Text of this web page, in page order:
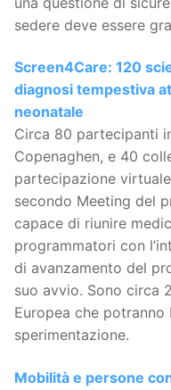
sedere deve essere
Screen4Care: 120
diagnosi tempestiva
neonatale
Circa 80 partecipanti
Copenaghen, e 40
partecipazione
secondo Meeting del
capace di riunire
programmatori con
di avanzamento del
suo avvio. Sono circa
Europea che potranno
sperimentazione.
Mobilità e persone